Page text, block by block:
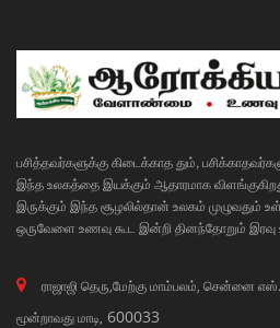
பசித்தவர்களுக்கு கிடைக்காத தும்,
இந்த உலகத்தை இயக்கும் ஆதாரமாக
இருக்கும் இந்த சூழலில்தான் உலகம்
ஒருவேளை உணவு கூட இன்றி தினந்தோறும்
ராஜாஜி தெரு,மேற்கு மாம்பலம், சென்னை
மூன்றாவது மாடி, 600033